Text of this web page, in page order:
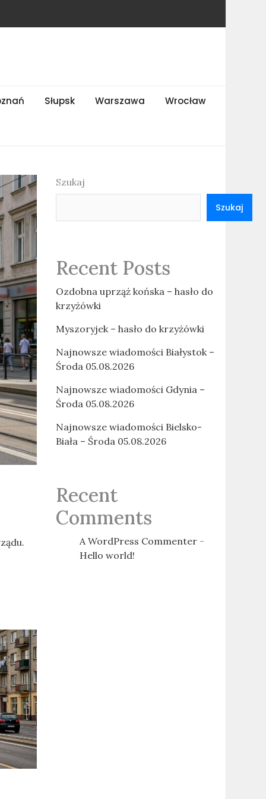
Słupsk Warszawa Wrocław
Szukaj
Szukaj
Recent Posts
Ozdobna uprząż końska – hasło do
krzyżówki
Myszoryjek – hasło do krzyżówki
Najnowsze wiadomości Białystok –
Środa 05.08.2026
Najnowsze wiadomości Gdynia –
Środa 05.08.2026
Najnowsze wiadomości Bielsko-
Biała – Środa 05.08.2026
Recent
Comments
A WordPress Commenter-
Hello world!